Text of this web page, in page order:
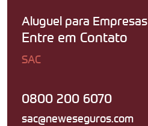
Aluguel para Empresas
Entre em Contato
SAC
0800 200 6070
sac@neweseguros.com